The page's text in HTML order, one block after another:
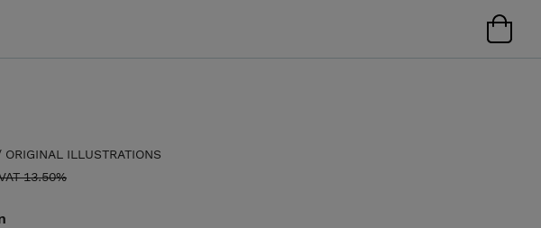
ILLUSTRATIONS
13.50%